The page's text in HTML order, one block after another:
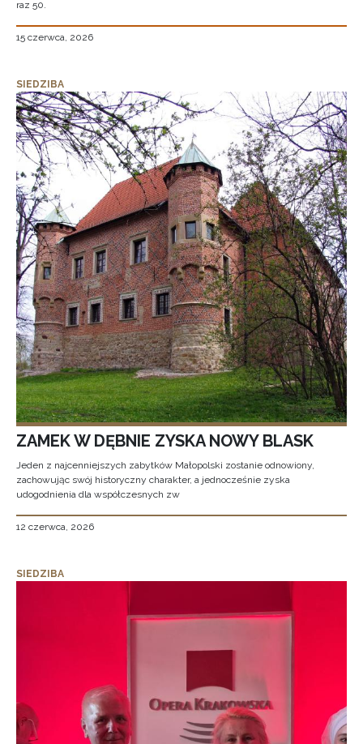
raz 50.
15 czerwca, 2026
SIEDZIBA
ZAMEK W DĘBNIE ZYSKA NOWY BLASK
Jeden z najcenniejszych zabytków Małopolski zostanie odnowiony,
zachowując swój historyczny charakter, a jednocześnie zyska
udogodnienia dla współczesnych zw
12 czerwca, 2026
SIEDZIBA